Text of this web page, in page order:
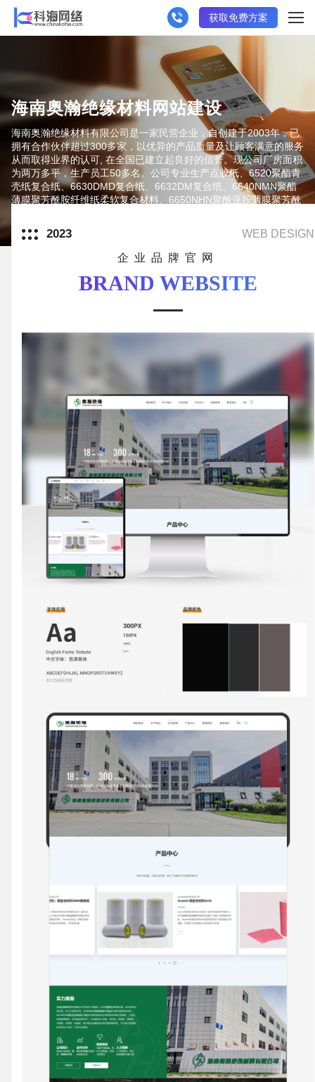
获取免费方案
海南奥瀚绝缘材料网站建设
海南奥瀚绝缘材料有限公司是一家民营企业，自创建于2003年，已
拥有合作伙伴超过300多家，以优异的产品质量及让顾客满意的服务
从而取得业界的认可, 在全国已建立起良好的信誉。现公司厂房面积
为两万多平，生产员工50多名。公司专业生产点胶纸、6520聚酯青
壳纸复合纸、6630DMD复合纸、6632DM复合纸、6640NMN聚酯
薄膜聚芳酰胺纤维纸柔软复合材料、6650NHN聚酰亚胺薄膜聚芳酰
2023
WEB DESIGN
企业品牌官网
BRAND WEBSITE
请输入您的公司名称 您的称呼